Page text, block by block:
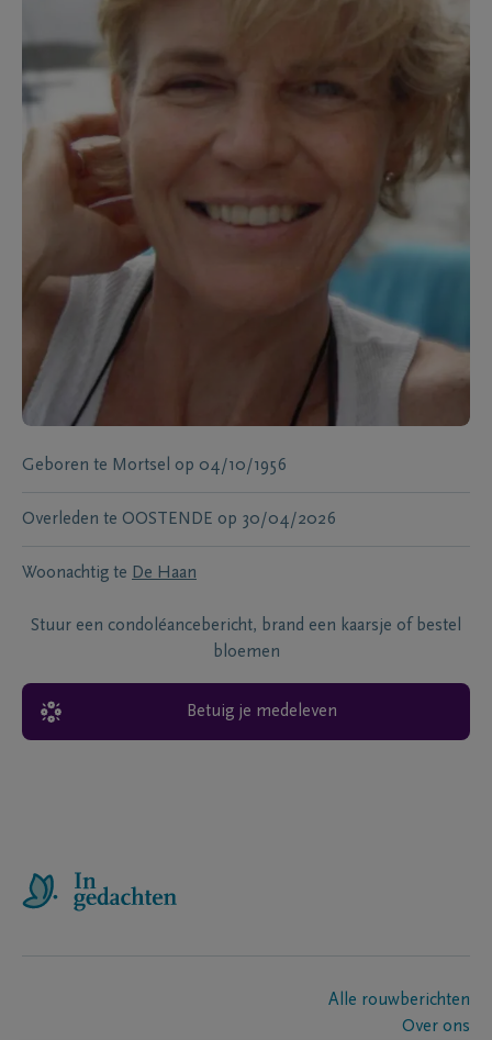
Geboren te Mortsel op 04/10/1956
Overleden te OOSTENDE op 30/04/2026
Woonachtig te De Haan
Stuur een condoléancebericht, brand een kaarsje of bestel
bloemen
Betuig je medeleven
Alle rouwberichten
Over ons